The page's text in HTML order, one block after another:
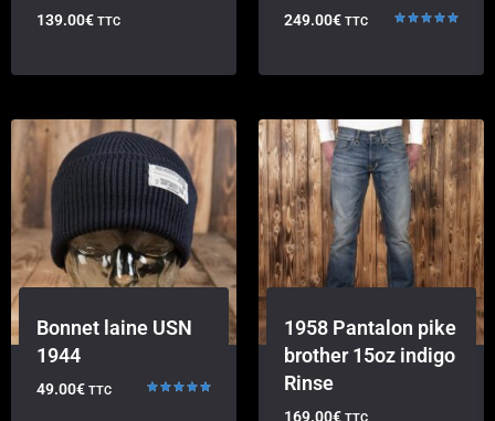
139.00€ TTC 249.00€ TTC
Bonnet laine USN
1944
49.00€ TTC
1958 Pantalon pike
brother 15oz indigo
Rinse
169.00€